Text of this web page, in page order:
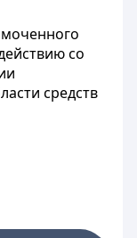
со
средств